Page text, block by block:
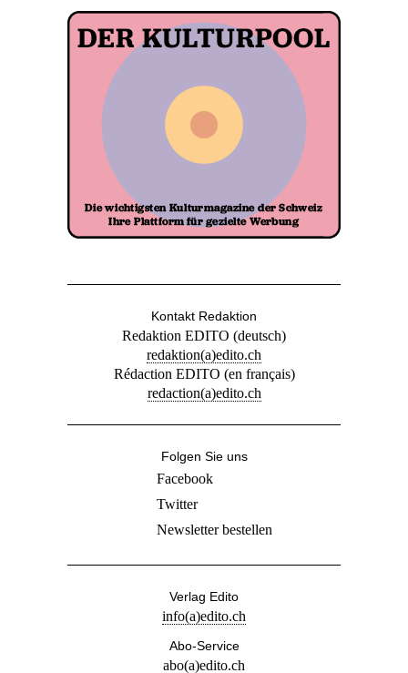
Kontakt Redaktion
Redaktion EDITO (deutsch)
redaktion(a)edito.ch
Rédaction EDITO (en français)
Folgen Sie uns
Twitter
Newsletter bestellen
Verlag Edito
info(a)edito.ch
Abo-Service
Anzeigen